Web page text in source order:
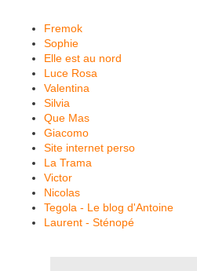
Fremok
Sophie
Elle est au nord
Luce Rosa
Valentina
Silvia
Que Mas
Giacomo
Site internet perso
La Trama
Victor
Nicolas
Tegola - Le blog d'Antoine
Laurent - Sténopé